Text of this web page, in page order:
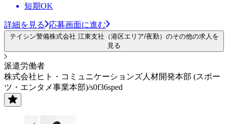
短期OK
詳細を見る 応募画面に進む
テイシン警備株式会社 江東支社（港区エリア/夜勤）のその他の求人を
見る
派遣労働者
株式会社ヒト・コミュニケーションズ人材開発本部 (スポー
ツ・エンタメ事業本部)/s0f36sped